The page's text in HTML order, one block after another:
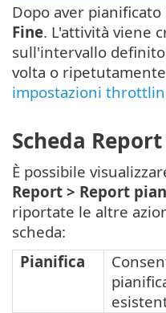
Dopo aver
Fine. L'attività viene
sull'intervallo definito
volta o
impostazioni
Scheda
È possibile
Report > Report
riportate le altre
scheda:
Pianifica